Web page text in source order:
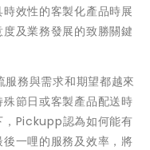
效性的客製化產品時展
及業務發展的致勝關鍵
務與需求和期望都越來
節日或客製產品配送時
，Pickupp認為如何能有
一哩的服務及效率，將